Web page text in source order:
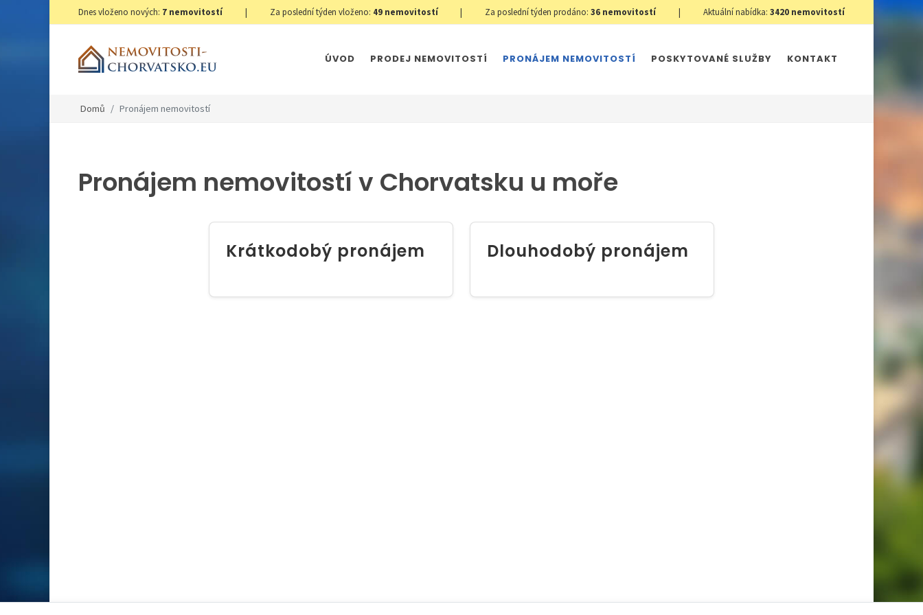
Dnes vloženo nových: 7 nemovitostí | Za poslední týden vloženo: 49 nemovitostí | Za poslední týden prodáno:36 nemovitostí | Aktuální nabídka: 3420 nemovitostí
ÚVOD PRODEJ NEMOVITOSTÍ PRONÁJEM NEMOVITOSTÍ POSKYTOVANÉ SLUŽBY KONTAKT
Domů Pronájem nemovitostí
Pronájem nemovitostí v Chorvatsku u moře
Krátkodobý pronájem Dlouhodobý pronájem